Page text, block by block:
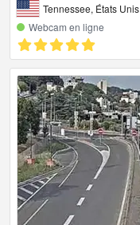
Tennessee, États Unis
Webcam en ligne